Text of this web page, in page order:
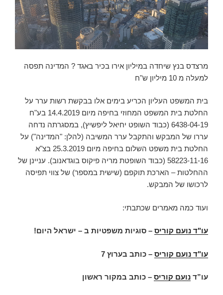
מרצדס בנץ שיחדה במיליון אירו בכיר באגד ? המדינה תפסה
למעלה מ 10 מיליון ש"ח
בית המשפט העליון הכריע בימים אלו בבקשת רשות ערר על
החלטת בית המשפט המחוזי בחיפה מיום 14.4.2019 בע"ח
6438-04-19 (כבוד השופט יחיאל ליפשיץ), במסגרתה נדחה
עררו של המבקש והתקבל ערר המשיבה (להלן: "המדינה") על
החלטת בית משפט השלום בחיפה מיום 25.3.2019 בצ"א
58223-11-16 (כבוד השופטת מריה פיקוס בוגדאנוב). עניינן של
ההחלטות – הארכת תוקפם (שישית במספר) של צווי תפיסה
לרכושו של המבקש.
ועוד כמה מאמרים שכתבתי:
עו"ד נועם קוריס – סוגיות משפטיות ב – ישראל היום!
עו"ד נועם קוריס – כותב בערוץ 7
עו”ד נועם קוריס – כותב במקור ראשון